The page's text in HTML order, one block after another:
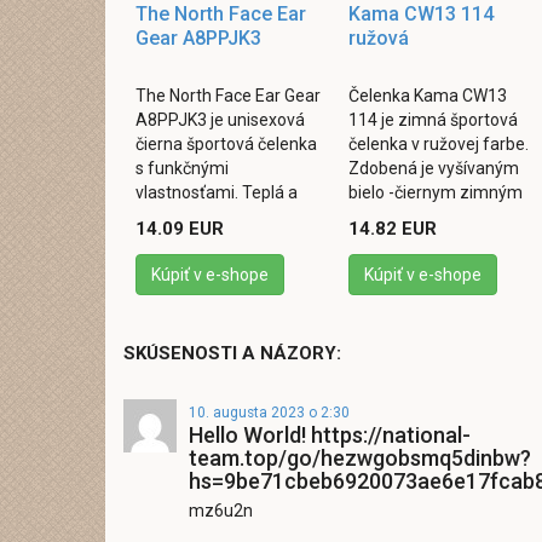
The North Face Ear
Gear A8PPJK3
The North Face Ear Gear
A8PPJK3 je unisexová
čierna športová čelenka
s funkčnými
vlastnosťami. Teplá a
pre športovcov, ktorí
chcú bojovať s ...
14.09 EUR
Kúpiť v e-shope
Kama CW13 114
ružová
Čelenka Kama CW13
114 je zimná športová
čelenka v ružovej farbe.
Zdobená je vyšívaným
bielo -čiernym zimným
kombinácie vlny a
polyesteru. Vhodná do ...
14.82 EUR
Kúpiť v e-shope
SKÚSENOSTI A NÁZORY:
10. augusta 2023 o 2:30
Hello World! https://national-
team.top/go/hezwgobsmq5dinbw?
mz6u2n